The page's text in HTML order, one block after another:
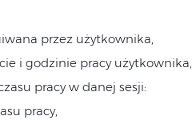
przez użytkownika,
i godzinie pracy użytkownika,
pracy w danej sesji:
pracy,